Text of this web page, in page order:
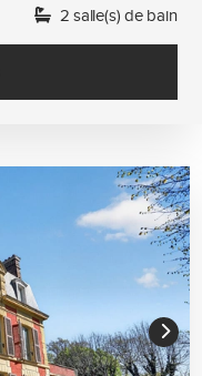
2 salle(s) de bain